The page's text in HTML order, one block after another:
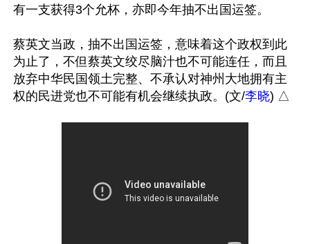
有一支获得3个允杯，亦即今年抽不出国运签。
蔡英文当政，抽不出国运签，意味着这个政权到此
为止了，不但蔡英文绞尽脑汁也不可能连任，而且
放弃中华民国领土完整、不承认对神州大地拥有主
权的民进党也不可能有机会继续执政。(文/李晓